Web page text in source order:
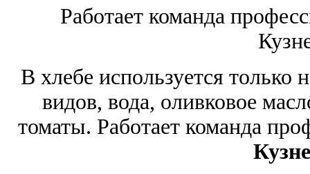
Работает команда
В хлебе используется только
видов, вода, оливковое
томаты. Работает команда